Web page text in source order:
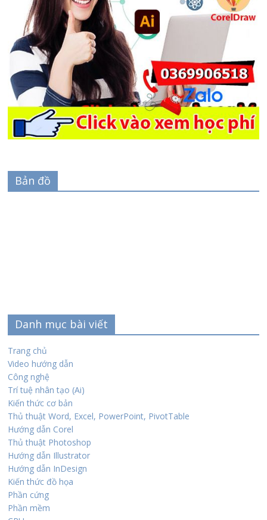
Bản đồ
Danh mục bài viết
Trang chủ
Video hướng dẫn
Công nghệ
Trí tuệ nhân tạo (Ai)
Kiến thức cơ bản
Thủ thuật Word, Excel, PowerPoint, PivotTable
Hướng dẫn Corel
Thủ thuật Photoshop
Hướng dẫn Illustrator
Hướng dẫn InDesign
Kiến thức đồ họa
Phần cứng
Phần mềm